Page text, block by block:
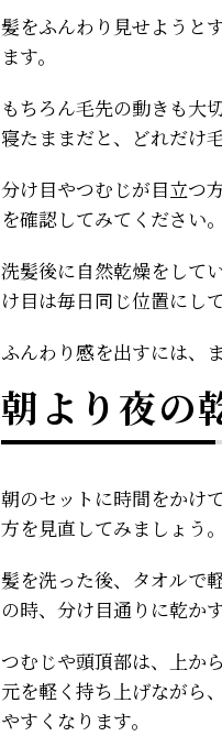
髪をふんわり見せようと
ます。
もちろん毛先の動きも大
寝たままだと、どれだけ
分け目やつむじが目立つ
を確認してみてください。
洗髪後に自然乾燥をして
け目は毎日同じ位置にし
ふんわり感を出すには、
朝より夜の
朝のセットに時間をかけ
方を見直してみましょう。
髪を洗った後、タオルで
の時、分け目通りに乾か
つむじや頭頂部は、上か
元を軽く持ち上げながら
やすくなります。